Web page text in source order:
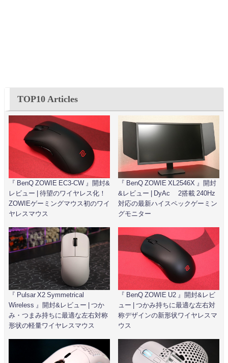
TOP10 Articles
『 BenQ ZOWIE EC3-CW 』開封&
レビュー | 待望のワイヤレス化！
ZOWIEゲーミングマウス初のワイ
ヤレスマウス
『 BenQ ZOWIE XL2546X 』開封
&レビュー | DyAc™ 2搭載 240Hz
対応の最新ハイスペックゲーミン
グモニター
『 Pulsar X2 Symmetrical
Wireless 』開封&レビュー | つか
み・つまみ持ちに最適な左右対称
形状の軽量ワイヤレスマウス
『 BenQ ZOWIE U2 』開封&レビ
ュー | つかみ持ちに最適な左右対
称デザインの新形状ワイヤレスマ
ウス